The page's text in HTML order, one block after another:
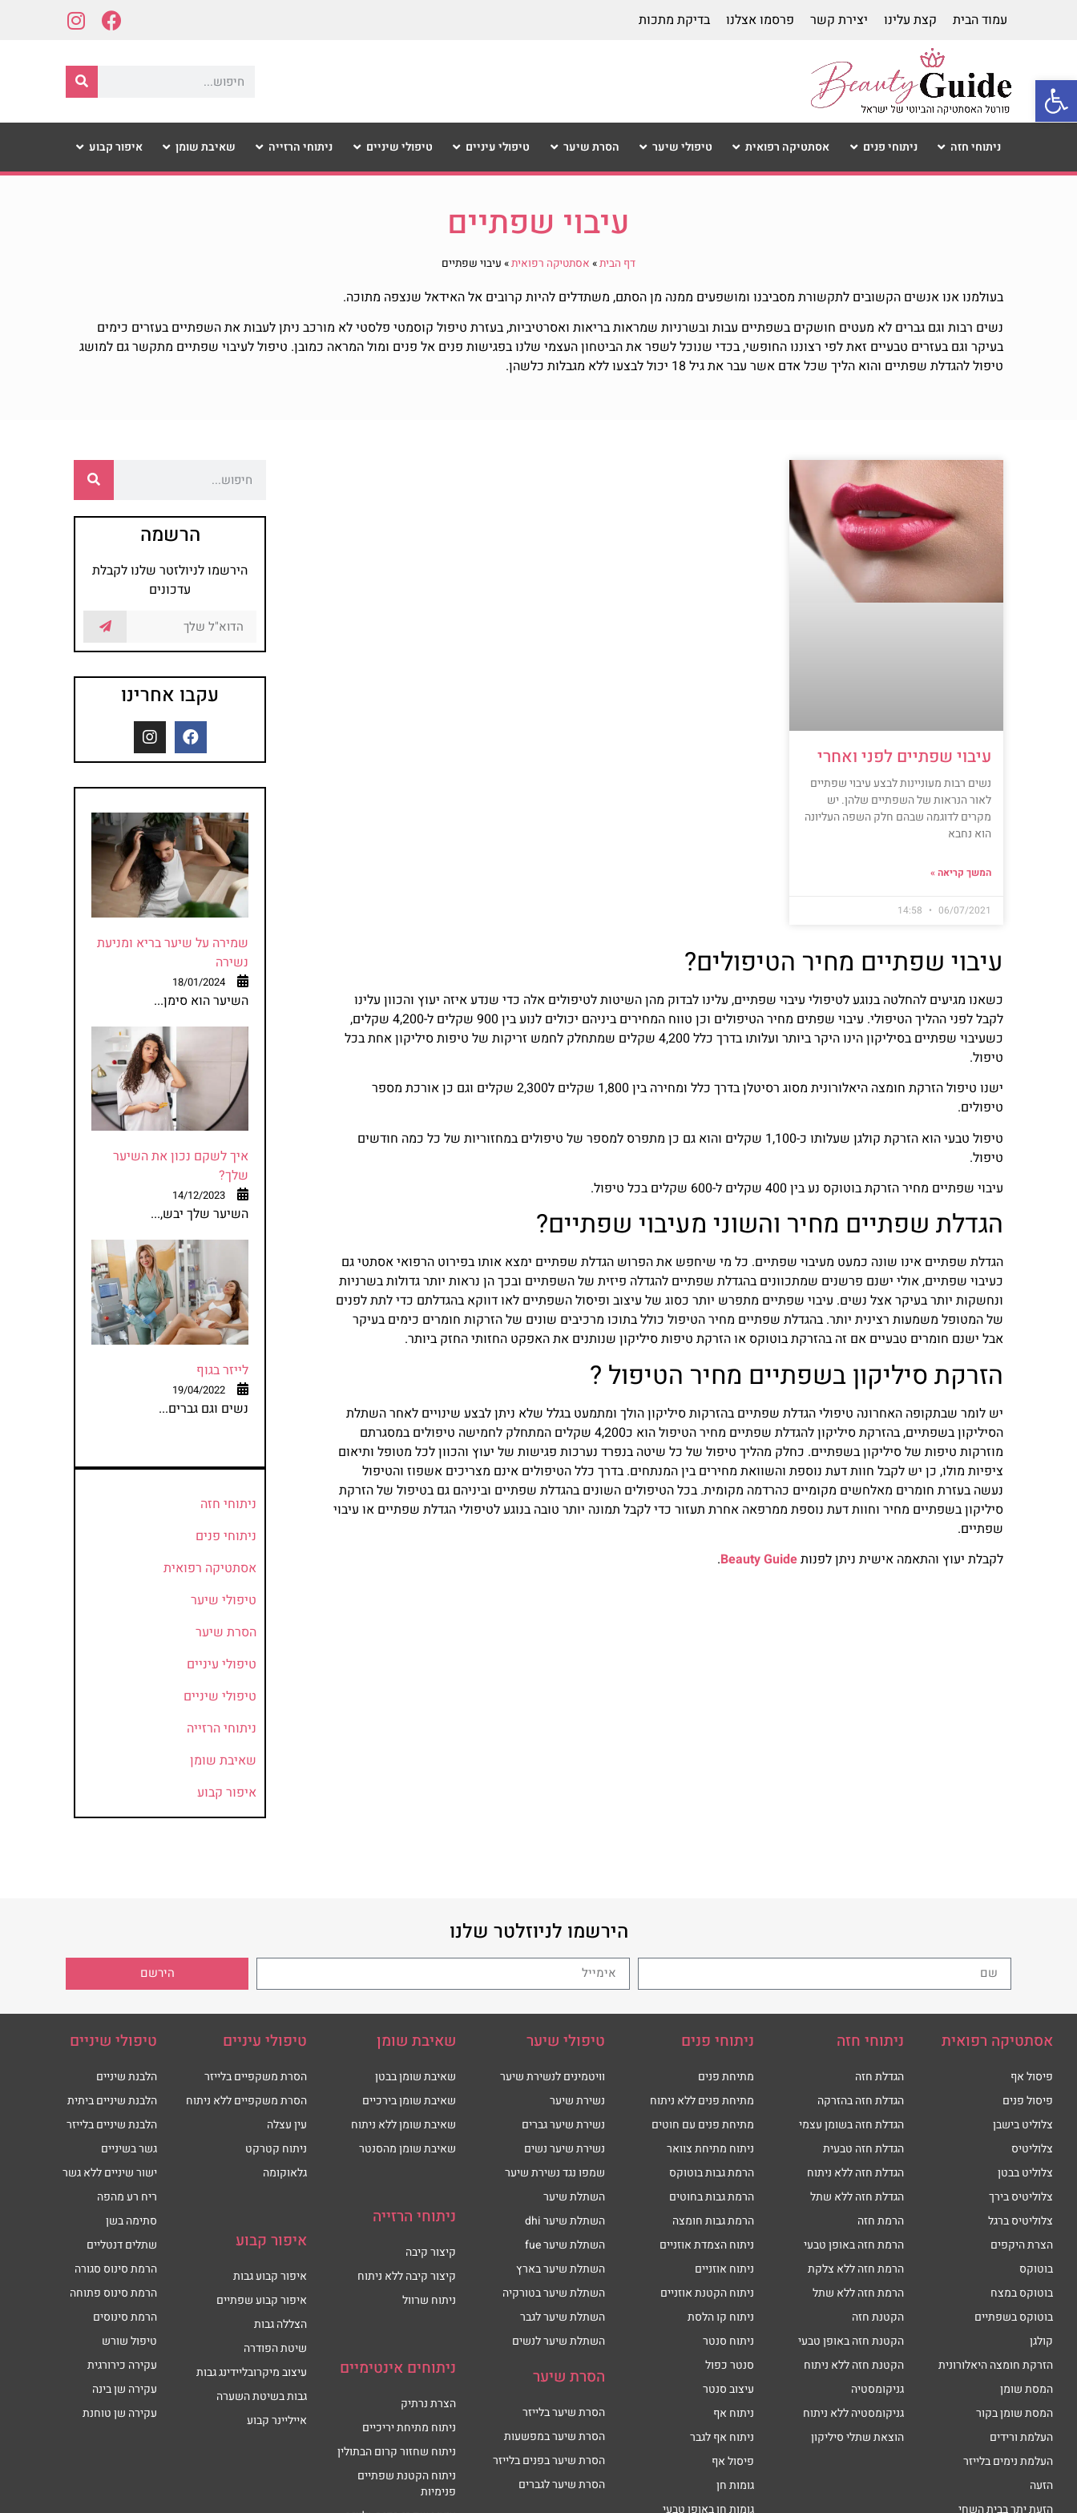
עמוד הבית קצת עלינו יצירת קשר פרסמו אצלנו בדיקת מתכות
ניתוחי חזה ניתוחי פנים אסתטיקה רפואית טיפולי שיער הסרת שיער טיפולי עיניים טיפולי שיניים ניתוחי הרזייה שאיבת שומן איפור קבוע
עיבוי שפתיים
דף הבית» אסתטיקה רפואית» עיבוי שפתיים
בעולמנו אנו אנשים הקשובים לתקשורת מסביבנו ומושפעים ממנה מן הסתם, משתדלים להיות קרובים אל האידאל שנצפה מתוכה.
נשים רבות וגם גברים לא מעטים חושקים בשפתיים עבות ובשרניות שמראות בריאות ואסרטיביות, בעזרת טיפול קוסמטי פלסטי לא מורכב ניתן לעבות את השפתיים בעזרים כימים
בעיקר וגם בעזרים טבעיים זאת לפי רצוננו החופשי, בכדי שנוכל לשפר את הביטחון העצמי שלנו בפגישות פנים אל פנים ומול המראה כמובן. טיפול לעיבוי שפתיים מתקשר גם למושג
טיפול להגדלת שפתיים והוא הליך שכל אדם אשר עבר את גיל 18 יכול לבצעו ללא מגבלות כלשהן.
עיבוי שפתיים לפני ואחרי
נשים רבות מעוניינות לבצע עיבוי שפתיים
לאור הנראות של השפתיים שלהן. יש
מקרים לדוגמה שבהם חלק השפה העליונה
הוא נחבא
המשך קריאה »
06/07/2021
עיבוי שפתיים מחיר הטיפולים?
כשאנו מגיעים להחלטה בנוגע לטיפולי עיבוי שפתיים, עלינו לבדוק מהן השיטות לטיפולים אלה כדי שנדע איזה יעוץ והכוון עלינו
לקבל לפני ההליך הטיפולי. עיבוי שפתים מחיר הטיפולים וכן טווח המחירים ביניהם יכולים לנוע בין 900 שקלים ל-4,200 שקלים,
כשעיבוי שפתיים בסיליקון הינו היקר ביותר ועלותו בדרך כלל 4,200 שקלים שמתחלק לחמש זריקות של טיפות סיליקון אחת בכל
טיפול.
ישנו טיפול הזרקת חומצה היאלורונית מסוג רסיטלן בדרך כלל ומחירה בין 1,800 שקלים ל2,300 שקלים וגם כן אורכת מספר
טיפולים.
טיפול טבעי הוא הזרקת קולגן שעלותו כ-1,100 שקלים והוא גם כן מתפרס למספר של טיפולים במחזוריות של כל כמה חודשים
טיפול.
עיבוי שפתיים מחיר הזרקת בוטוקס נע בין 400 שקלים ל-600 שקלים בכל טיפול.
הגדלת שפתיים מחיר והשוני מעיבוי שפתיים?
הגדלת שפתיים אינו שונה כמעט מעיבוי שפתיים. כל מי שיחפש את הפרוש הגדלת שפתיים ימצא אותו בפירוט הרפואי אסתטי גם
כעיבוי שפתיים,אולי ישנם פרשנים שמתכוונים בהגדלת שפתיים להגדלה פיזית של השפתיים ובכך הן נראות יותר גדולות בשרניות
ונחשקות יותר בעיקר אצל נשים. עיבוי שפתיים מתפרש יותר כסוג של עיצוב ופיסול השפתיים לאו דווקא בהגדלתם כדי לתת לפנים
של המטופל משמעות רצינית יותר. בהגדלת שפתיים מחיר הטיפול כולל בתוכו מרכיבים שונים של הזרקות חומרים כימים בעיקר
אבל ישנם חומרים טבעיים אם זה בהזרקת בוטוקס או הזרקת טיפות סיליקון שנותנים את האפקט החזותי החזק ביותר.
הזרקת סיליקון בשפתיים מחיר הטיפול ?
יש לומר שבתקופה האחרונה טיפולי הגדלת שפתיים בהזרקות סיליקון הולך ומתמעט בגלל שלא ניתן לבצע שינויים לאחר השתלת
הסיליקון בשפתיים, בהזרקת סיליקון להגדלת שפתיים מחיר הטיפול הוא כ4,200 שקלים המתחלק לחמישה טיפולים במסגרתם
מוזרקות טיפות של סיליקון בשפתיים. כחלק מהליך טיפול של כל שיטה בנפרד נערכות פגישות של יעוץ והכוון לכל מטופל ותיאום
ציפיות מולו, כן יש לקבל חוות דעת נוספת והשוואת מחירים בין המנתחים. בדרך כלל הטיפולים אינם מצריכים אשפוז והטיפול
נעשה בעזרת חומרים מאלחשים מקומיים כהרדמה מקומית. בכל הטיפולים השונים בהגדלת שפתיים וביניהם גם בטיפול של הזרקת
סיליקון בשפתיים מחיר וחוות דעת נוספת ממרפאה אחרת תעזור כדי לקבל תמונה יותר טובה בנוגע לטיפולי הגדלת שפתיים או עיבוי
שפתיים.
לקבלת יעוץ והתאמה אישית ניתן לפנותBeauty Guide
.
הרשמה
הירשמו לניולזטר שלנו לקבלת
עדכונים
עקבו אחרינו
שמירה על שיער בריא ומניעת
נשירה
18/01/2024
השיער הוא סימן...
איך לשקם נכון את השיער
שלך?
14/12/2023
השיער שלך יבש,...
לייזר בגוף
19/04/2022
נשים וגם גברים...
ניתוחי חזה
ניתוחי פנים
אסתטיקה רפואית
טיפולי שיער
הסרת שיער
טיפולי עיניים
טיפולי שיניים
ניתוחי הרזייה
שאיבת שומן
איפור קבוע
הירשמו לניוזלטר שלנו
הירשם
אסתטיקה רפואית
פיסול אף
פיסול פנים
צלוליט בישבן
צלוליטיס
צלוליט בבטן
צלוליטיס בירך
צלוליטיס ברגל
הצרת היקפים
בוטוקס
בוטוקס במצח
בוטוקס בשפתיים
קולגן
הזרקת חומצה היאלורונית
המסת שומן
המסת שומן בקור
העלמת ורידים
העלמת נימים בלייזר
הזעה
הזעת יתר בבית השחי
ניתוחי חזה
הגדלת חזה
הגדלת חזה בהזרקה
הגדלת חזה בשומן עצמי
הגדלת חזה טבעית
הגדלת חזה ללא ניתוח
הגדלת חזה ללא שתל
הרמת חזה
הרמת חזה באופן טבעי
הרמת חזה ללא צלקת
הרמת חזה ללא שתל
הקטנת חזה
הקטנת חזה באופן טבעי
הקטנת חזה ללא ניתוח
גניקומסטיה
גניקומסטיה ללא ניתוח
הוצאת שתלי סיליקון
ניתוחי פנים
מתיחת פנים
מתיחת פנים ללא ניתוח
מתיחת פנים עם חוטים
ניתוח מתיחת צוואר
הרמת גבות בוטוקס
הרמת גבות בחוטים
הרמת גבות חומצה
ניתוח הצמדת אוזניים
ניתוח אוזניים
ניתוח הקטנת אוזניים
ניתוח קו הלסת
ניתוח סנטר
סנטר כפול
עיצוב סנטר
ניתוח אף
ניתוח אף לגבר
פיסול אף
גומות חן
גומות חן באופן טבעי
טיפולי שיער
וויטמינים לנשירת שיער
נשירת שיער
נשירת שיער גברים
נשירת שיער נשים
שמפו נגד נשירת שיער
השתלת שיער
השתלת שיער dhi
השתלת שיער fue
השתלת שיער בארץ
השתלת שיער בטורקיה
השתלת שיער לגבר
השתלת שיער לנשים
הסרת שיער
הסרת שיער בלייזר
הסרת שיער במפשעות
הסרת שיער בפנים בלייזר
הסרת שיער לגברים
שאיבת שומן
שאיבת שומן בבטן
שאיבת שומן בירכיים
שאיבת שומן ללא ניתוח
שאיבת שומן מהסנטר
ניתוחי הרזייה
קיצור קיבה
קיצור קיבה ללא ניתוח
ניתוח שרוול
ניתוחים אינטימיים
הצרת נרתיק
ניתוח מתיחת יריכיים
ניתוח שחזור קרום הבתולין
ניתוח הקטנת שפתיים
פנימיות
טיפולי עיניים
הסרת משקפיים בלייזר
הסרת משקפיים ללא ניתוח
עין עצלה
ניתוח קטרקט
גלאוקומה
איפור קבוע
איפור קבוע גבות
איפור קבוע שפתיים
הצללה גבות
שיטת הפודרה
עיצוב מיקרובליידינג גבות
גבות בשיטת השערה
אייליינר קבוע
טיפולי שיניים
הלבנת שיניים
הלבנת שיניים ביתית
הלבנת שיניים בלייזר
גשר בשיניים
ישור שיניים ללא גשר
ריח רע מהפה
סתימה בשן
שתלים דנטליים
הרמת סינוס סגורה
הרמת סינוס פתוחה
הרמת סינוסים
טיפול שורש
עקירה כירורגית
עקירה שן בינה
עקירה שן טוחנת
פתח סרגל נגישות